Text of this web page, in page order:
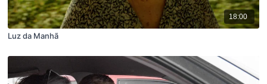
18:00
Luz da Manhã